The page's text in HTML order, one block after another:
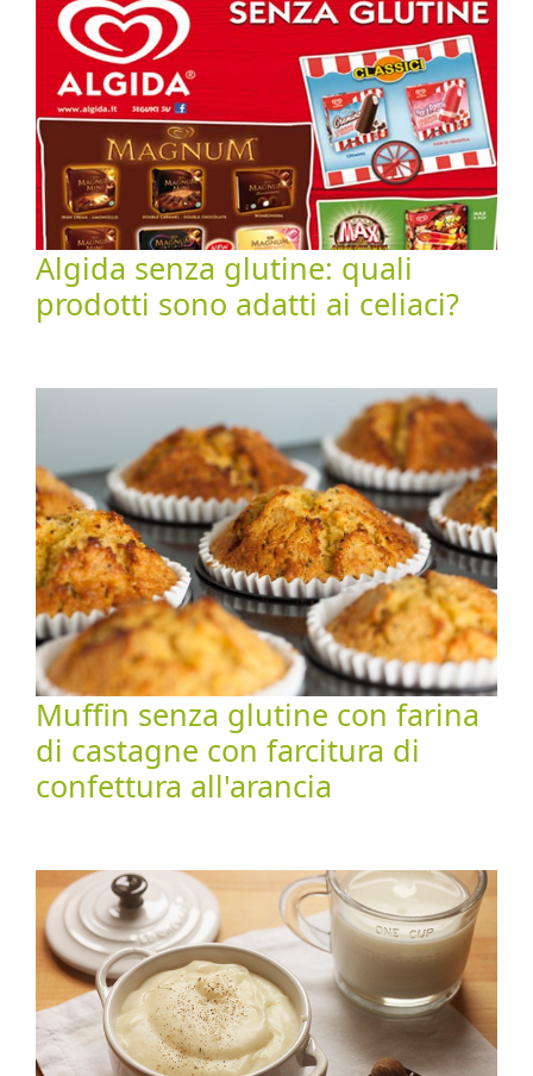
Algida senza glutine: quali
prodotti sono adatti ai celiaci?
Muffin senza glutine con farina
di castagne con farcitura di
confettura all'arancia